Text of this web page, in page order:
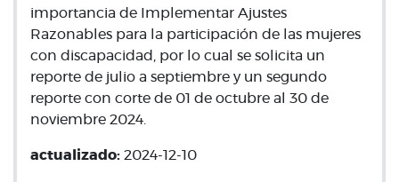
importancia de Implementar Ajustes
Razonables para la participación de las mujeres
con discapacidad, por lo cual se solicita un
reporte de julio a septiembre y un segundo
reporte con corte de 01 de octubre al 30 de
noviembre 2024.
actualizado: 2024-12-10